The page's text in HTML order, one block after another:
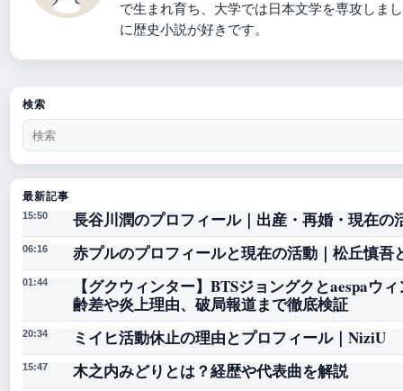
で生まれ育ち、大学では日本文学を専攻しま
に歴史小説が好きです。
検索
最新記事
15:50 長谷川潤のプロフィール｜出産・再婚・現在の
06:16 赤プルのプロフィールと現在の活動｜松丘慎吾
01:44
【グクウィンター】BTSジョングクとaespaウ
齢差や炎上理由、破局報道まで徹底検証
20:34 ミイヒ活動休止の理由とプロフィール｜NiziU
15:47 木之内みどりとは？経歴や代表曲を解説